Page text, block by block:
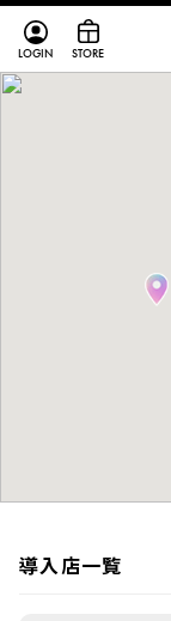
LOGIN STORE
導入店一覧